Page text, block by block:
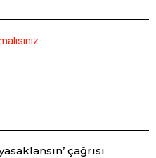
çağrısı